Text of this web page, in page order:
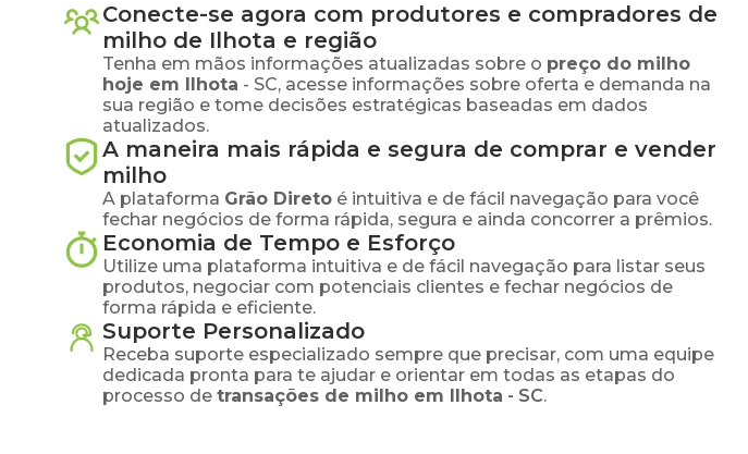
Conecte-se agora com produtores e compradores de
milho de Ilhota e região
Tenha em mãos informações atualizadas sobre o preço do milho
hoje em Ilhota - SC, acesse informações sobre oferta e demanda na
sua região e tome decisões estratégicas baseadas em dados
atualizados.
A maneira mais rápida e segura de comprar e vender
milho
A plataforma Grão Direto é intuitiva e de fácil navegação para você
fechar negócios de forma rápida, segura e ainda concorrer a prêmios.
Economia de Tempo e Esforço
Utilize uma plataforma intuitiva e de fácil navegação para listar seus
produtos, negociar com potenciais clientes e fechar negócios de
forma rápida e eficiente.
Suporte Personalizado
Receba suporte especializado sempre que precisar, com uma equipe
dedicada pronta para te ajudar e orientar em todas as etapas do
processo de transações de milho em Ilhota - SC.